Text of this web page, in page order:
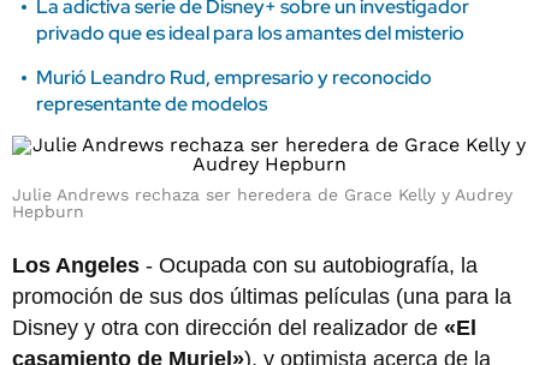
La adictiva serie de Disney+ sobre un investigador
privado que es ideal para los amantes del misterio
Murió Leandro Rud, empresario y reconocido
representante de modelos
Julie Andrews rechaza ser heredera de Grace Kelly y Audrey
Hepburn
Los Angeles - Ocupada con su autobiografía, la
promoción de sus dos últimas películas (una para la
Disney y otra con dirección del realizador de «El
casamiento de Muriel»), y optimista acerca de la